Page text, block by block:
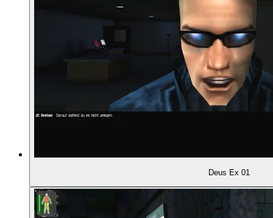
00:34:25 Heimlich durch die Lichtschranke
Gasgranate!
00:36:37 Fabian: Der Rollenspiel-Weg
Deus Ex 01